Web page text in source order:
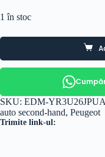
1 în stoc
SKU: EDM-YR3U26JPUA
auto second-hand, Peugeot
Trimite link-ul: